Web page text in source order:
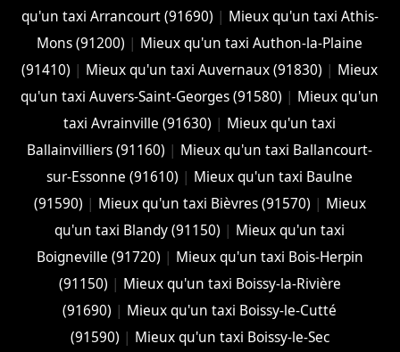
qu'un taxi Arrancourt (91690) | Mieux qu'un taxi Athis-
Mons (91200) | Mieux qu'un taxi Authon-la-Plaine
(91410) | Mieux qu'un taxi Auvernaux (91830) | Mieux
qu'un taxi Auvers-Saint-Georges (91580) | Mieux qu'un
taxi Avrainville (91630) | Mieux qu'un taxi
Ballainvilliers (91160) | Mieux qu'un taxi Ballancourt-
sur-Essonne (91610) | Mieux qu'un taxi Baulne
(91590) | Mieux qu'un taxi Bièvres (91570) | Mieux
qu'un taxi Blandy (91150) | Mieux qu'un taxi
Boigneville (91720) | Mieux qu'un taxi Bois-Herpin
(91150) | Mieux qu'un taxi Boissy-la-Rivière
(91690) | Mieux qu'un taxi Boissy-le-Cutté
(91590) | Mieux qu'un taxi Boissy-le-Sec